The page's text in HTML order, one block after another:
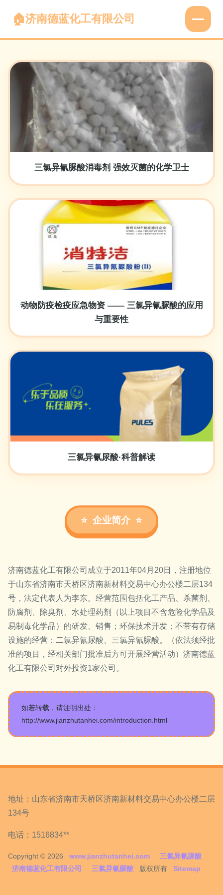
济南德蓝化工有限公司
三氯异氰脲酸消毒剂 强效灭菌的化学卫士
动物防疫检疫应急物资 —— 三氯异氰脲酸的应用
与重要性
三氯异氰尿酸·科普解读
企业简介
济南德蓝化工有限公司成立于2011年04月20日，注册地位
于山东省济南市天桥区济南新材料交易中心办公楼二层134
号，法定代表人为李东。经营范围包括化工产品、杀菌剂、
防腐剂、除臭剂、水处理药剂（以上项目不含危险化学品及
易制毒化学品）的研发、销售；环保技术开发；不带有存储
设施的经营：二氯异氰尿酸、三氯异氰脲酸。（依法须经批
准的项目，经相关部门批准后方可开展经营活动）济南德蓝
化工有限公司对外投资1家公司。
如若转载，请注明出处：
http://www.jianzhutanhei.com/introduction.html
地址：山东省济南市天桥区济南新材料交易中心办公楼二层
134号
电话：1516834**
Copyright © 2026 www.jianzhutanhei.com
三氯异氰脲酸
济南德蓝化工有限公司
三氯异氰脲酸 版权所有 Sitemap